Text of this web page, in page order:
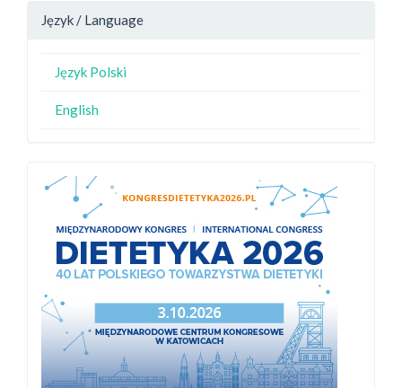
Język / Language
Język Polski
English